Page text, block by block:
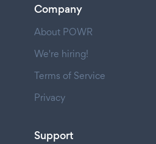
Company
About POWR
We're hiring!
Terms of Service
Privacy
Support